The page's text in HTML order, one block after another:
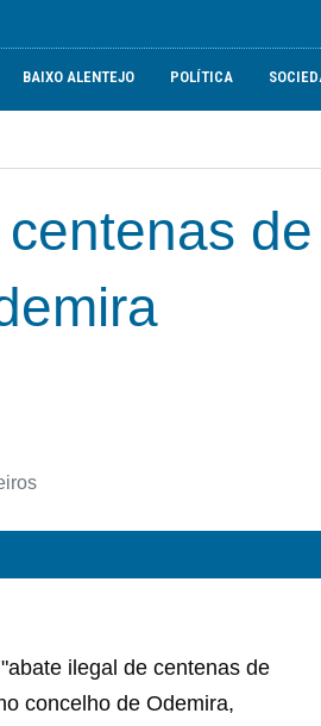
BAIXO ALENTEJO POLÍTICA
de
ilegal de centenas de
concelho de Odemira,